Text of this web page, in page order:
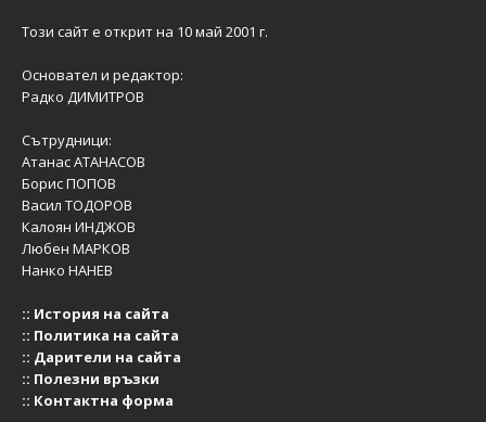
Този сайт е открит на 10 май 2001 г.
Основател и редактор:
Радко ДИМИТРОВ
Сътрудници:
Атанас АТАНАСОВ
Борис ПОПОВ
Васил ТОДОРОВ
Калоян ИНДЖОВ
Любен МАРКОВ
Нанко НАНЕВ
:: История на сайта
:: Политика на сайта
:: Дарители на сайта
:: Полезни връзки
:: Контактна форма